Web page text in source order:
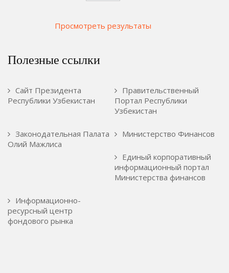
Просмотреть результаты
Полезные ссылки
Сайт Президента
Республики Узбекистан
Правительственный
Портал Республики
Узбекистан
Законодательная Палата
Олий Мажлиса
Министерство Финансов
Единый корпоративный
информационный портал
Министерства финансов
Информационно-
ресурсный центр
фондового рынка